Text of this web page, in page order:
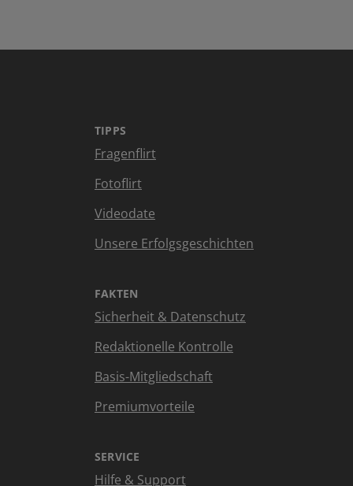
TIPPS
Fragenflirt
Fotoflirt
Videodate
Unsere Erfolgsgeschichten
FAKTEN
Sicherheit & Datenschutz
Redaktionelle Kontrolle
Basis-Mitgliedschaft
Premiumvorteile
SERVICE
Hilfe & Support